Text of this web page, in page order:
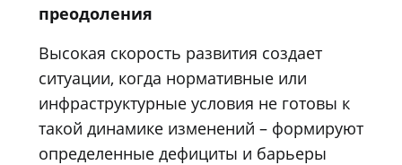
преодоления
Высокая скорость развития создает
ситуации, когда нормативные или
инфраструктурные условия не готовы к
такой динамике изменений – формируют
определенные дефициты и барьеры